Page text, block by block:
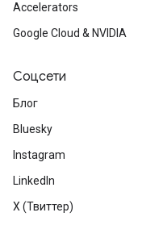
Accelerators
Google Cloud & NVIDIA
Соцсети
Блог
Bluesky
Instagram
LinkedIn
X (Твиттер)